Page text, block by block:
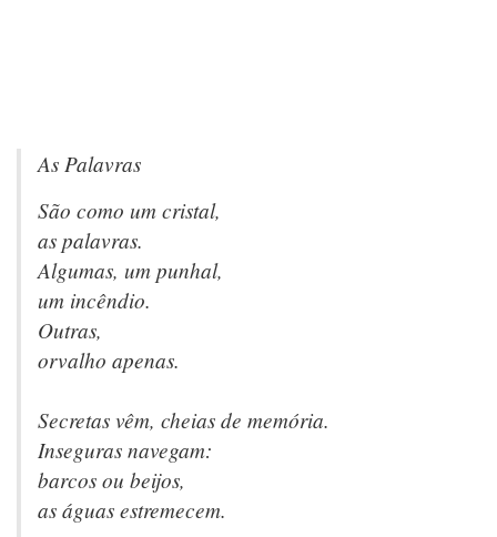
As Palavras
São como um cristal,
as palavras.
Algumas, um punhal,
um incêndio.
Outras,
orvalho apenas.
Secretas vêm, cheias de memória.
Inseguras navegam:
barcos ou beijos,
as águas estremecem.